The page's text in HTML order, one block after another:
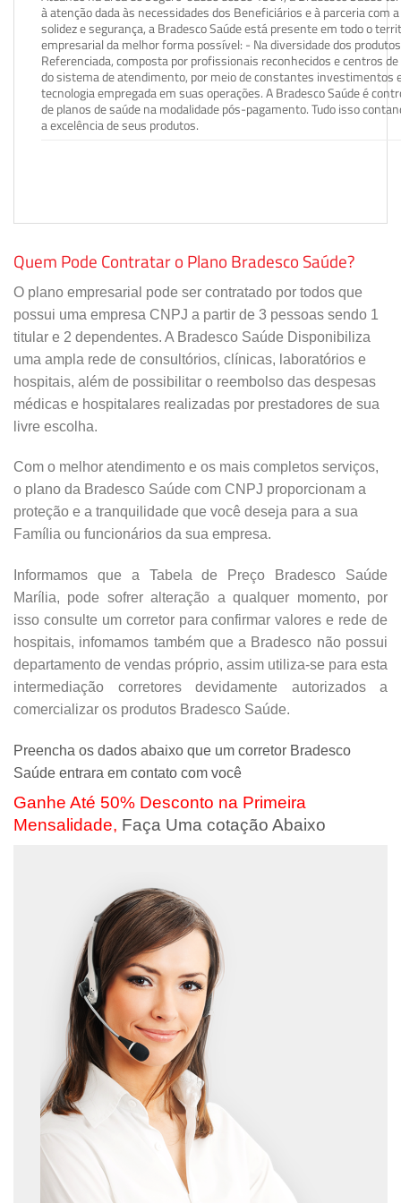
à atenção dada às necessidades dos Beneficiários e à parceria com
solidez e segurança, a Bradesco Saúde está presente em todo o
empresarial da melhor forma possível: - Na diversidade dos
Referenciada, composta por profissionais reconhecidos e centros
do sistema de atendimento, por meio de constantes investimentos
tecnologia empregada em suas operações. A Bradesco Saúde é
de planos de saúde na modalidade pós-pagamento. Tudo isso
a excelência de seus produtos.
Quem Pode Contratar o Plano Bradesco Saúde?
O plano empresarial pode ser contratado por todos que
possui uma empresa CNPJ a partir de 3 pessoas sendo 1
titular e 2 dependentes. A Bradesco Saúde Disponibiliza
uma ampla rede de consultórios, clínicas, laboratórios e
hospitais, além de possibilitar o reembolso das despesas
médicas e hospitalares realizadas por prestadores de sua
livre escolha.
Com o melhor atendimento e os mais completos serviços,
o plano da Bradesco Saúde com CNPJ proporcionam a
proteção e a tranquilidade que você deseja para a sua
Família ou funcionários da sua empresa.
Informamos que a Tabela de Preço Bradesco Saúde
Marília, pode sofrer alteração a qualquer momento, por
isso consulte um corretor para confirmar valores e rede de
hospitais, infomamos também que a Bradesco não possui
departamento de vendas próprio, assim utiliza-se para esta
intermediação corretores devidamente autorizados a
comercializar os produtos Bradesco Saúde.
Preencha os dados abaixo que um corretor Bradesco
Saúde entrara em contato com você
Ganhe Até 50% Desconto na Primeira
Mensalidade, Faça Uma cotação Abaixo